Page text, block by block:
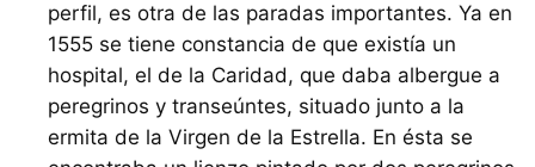
perfil, es otra de las paradas importantes. Ya en
1555 se tiene constancia de que existía un
hospital, el de la Caridad, que daba albergue a
peregrinos y transeúntes, situado junto a la
ermita de la Virgen de la Estrella. En ésta se